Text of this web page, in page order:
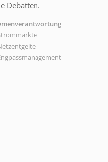
Debatten.